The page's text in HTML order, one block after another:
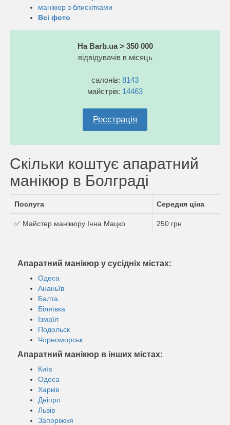
манікюр з блискітками
Всі фото
На Barb.ua > 350 000
відвідувачів в місяць
салонів: 8143
майстрів: 14463
Реєстрація
Скільки коштує апаратний
манікюр в Болграді
Послуга Середня ціна
✅ Майстер манікюру Інна Мацко 250 грн
Апаратний манікюр у сусідніх містах:
Одеса
Ананьїв
Балта
Біляївка
Ізмаїл
Подольск
Чорноморськ
Апаратний манікюр в інших містах:
Київ
Одеса
Харків
Дніпро
Львів
Запоріжжя